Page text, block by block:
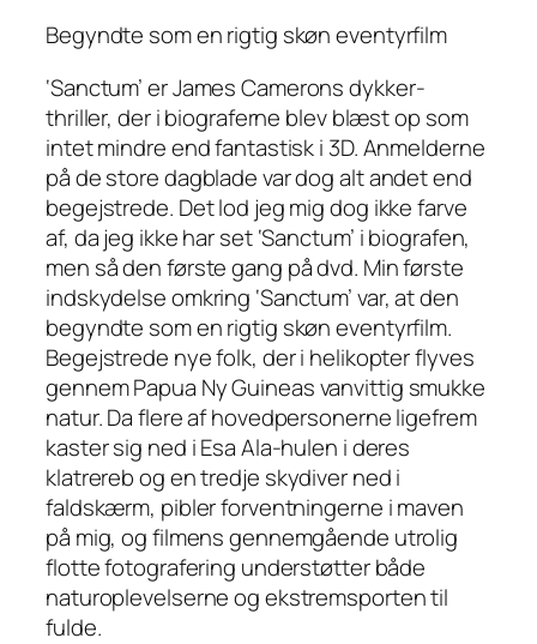
Begyndte som en rigtig skøn eventyrfilm
‘Sanctum’ er James Camerons dykker-
thriller, der i biograferne blev blæst op som
intet mindre end fantastisk i 3D. Anmelderne
på de store dagblade var dog alt andet end
begejstrede. Det lod jeg mig dog ikke farve
af, da jeg ikke har set ‘Sanctum’ i biografen,
men så den første gang på dvd. Min første
indskydelse omkring ‘Sanctum’ var, at den
begyndte som en rigtig skøn eventyrfilm.
Begejstrede nye folk, der i helikopter flyves
gennem Papua Ny Guineas vanvittig smukke
natur. Da flere af hovedpersonerne ligefrem
kaster sig ned i Esa Ala-hulen i deres
klatrereb og en tredje skydiverned i
faldskærm, pibler forventningerne i maven
på mig, og filmens gennemgående utrolig
flotte fotografering understøtter både
naturoplevelserne og ekstremsporten til
fulde.